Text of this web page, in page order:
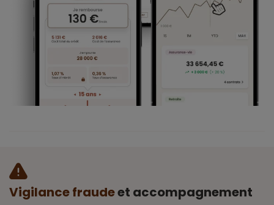
Vigilance fraudeet accompagnement